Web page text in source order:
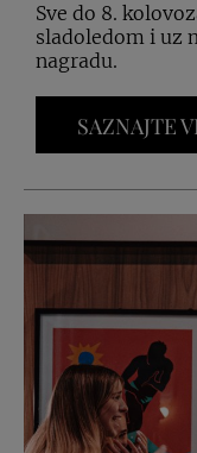
Sve do 8.
sladoledom i uz
nagradu.
SAZNAJTE